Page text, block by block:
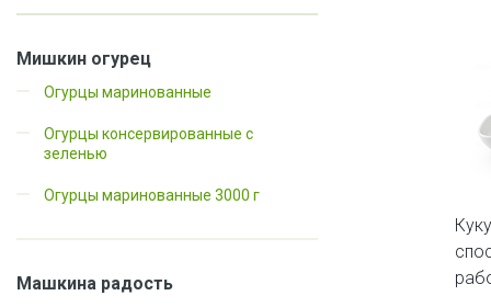
Мишкин огурец
Огурцы маринованные
Огурцы консервированные с
зеленью
Огурцы маринованные 3000 г
Машкина радость